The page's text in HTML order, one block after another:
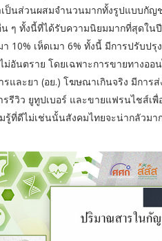
นส่วนผสมจำนวนมากทั้งรูปแบบกัญช
ๆ ทั้งนี้ที่ได้รับความนิยมมากที่สุดใน
า 10% เห็ดเมา 6% ทั้งนี้ มีการปรับ
ม่อันตราย โดยเฉพาะการขายทาง
และยา (อย.) โฆษณาเกินจริง มีการ
รีวิว ยูทูปเบอร์ และขายแฟรนไชส์เ
รู้ที่ดีไม่เช่นนั้นสังคมไทยจะน่ากลัวมา